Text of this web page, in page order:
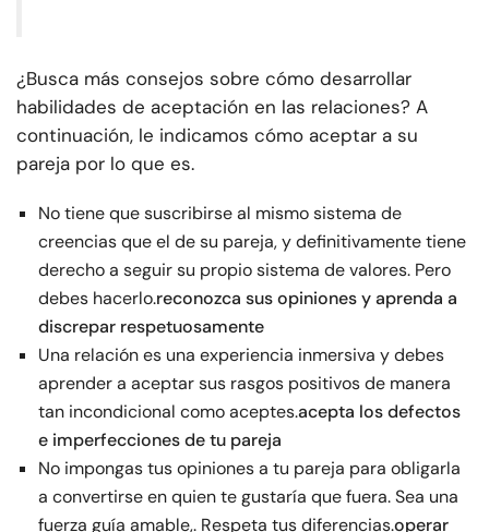
¿Busca más consejos sobre cómo desarrollar
habilidades de aceptación en las relaciones? A
continuación, le indicamos cómo aceptar a su
pareja por lo que es.
No tiene que suscribirse al mismo sistema de
creencias que el de su pareja, y definitivamente tiene
derecho a seguir su propio sistema de valores. Pero
debes hacerlo.reconozca sus opiniones y aprenda a
discrepar respetuosamente
Una relación es una experiencia inmersiva y debes
aprender a aceptar sus rasgos positivos de manera
tan incondicional como aceptes.acepta los defectos
e imperfecciones de tu pareja
No impongas tus opiniones a tu pareja para obligarla
a convertirse en quien te gustaría que fuera. Sea una
fuerza guía amable,. Respeta tus diferencias.operar